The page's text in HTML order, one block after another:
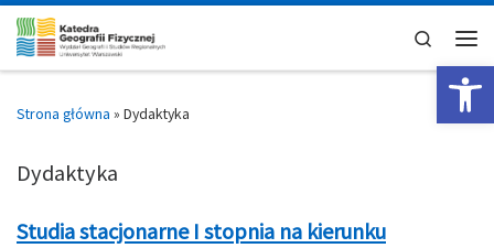
Skip to content
Search
Strona główna » Dydaktyka
Dydaktyka
Studia stacjonarne I stopnia na kierunku